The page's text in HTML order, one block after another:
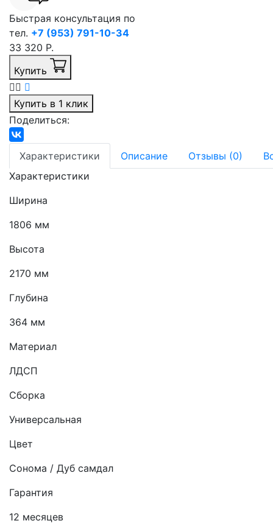
Быстрая консультация по
тел. +7 (953) 791-10-34
33 320 Р.
Купить
Купить в 1 клик
Поделиться:
Характеристики Описание Отзывы (0)
Характеристики
Ширина
1806 мм
Высота
2170 мм
Глубина
364 мм
Материал
ЛДСП
Сборка
Универсальная
Цвет
Сонома / Дуб самдал
Гарантия
12 месяцев